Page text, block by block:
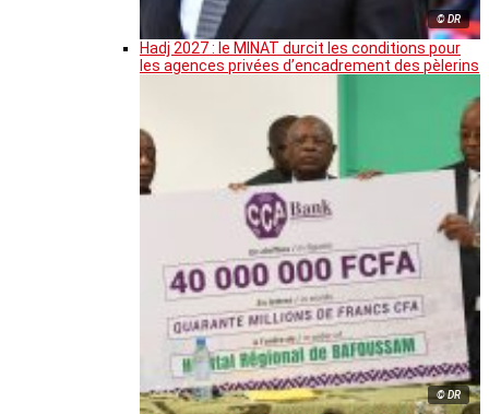
© DR
Hadj 2027 : le MINAT durcit les conditions pour
les agences privées d’encadrement des pèlerins
© DR